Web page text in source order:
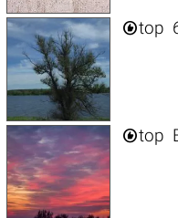
top
top